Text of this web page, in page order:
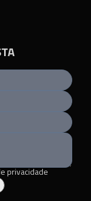
privacidade